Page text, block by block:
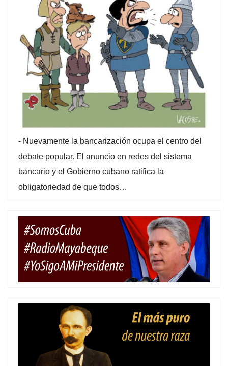
- Nuevamente la bancarización ocupa el centro del
debate popular. El anuncio en redes del sistema
bancario y el Gobierno cubano ratifica la
obligatoriedad de que todos…